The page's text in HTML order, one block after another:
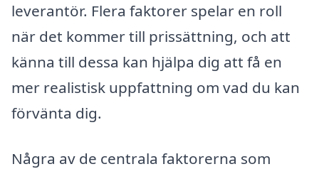
leverantör. Flera faktorer spelar en roll
när det kommer till prissättning, och att
känna till dessa kan hjälpa dig att få en
mer realistisk uppfattning om vad du kan
förvänta dig.
Några av de centrala faktorerna som